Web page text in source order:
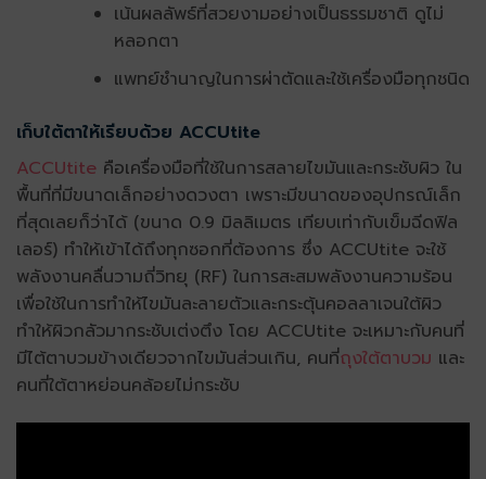
เน้นผลลัพธ์ที่สวยงามอย่างเป็นธรรมชาติ ดูไม่
หลอกตา
แพทย์ชำนาญในการผ่าตัดและใช้เครื่องมือทุกชนิด
เก็บใต้ตาให้เรียบด้วย ACCUtite
ACCUtite คือเครื่องมือที่ใช้ในการสลายไขมันและกระชับผิว ใน
พื้นที่ที่มีขนาดเล็กอย่างดวงตา เพราะมีขนาดของอุปกรณ์เล็ก
ที่สุดเลยก็ว่าได้ (ขนาด 0.9 มิลลิเมตร เทียบเท่ากับเข็มฉีดฟิล
เลอร์) ทำให้เข้าได้ถึงทุกซอกที่ต้องการ ซึ่ง ACCUtite จะใช้
พลังงานคลื่นวามถี่วิทยุ (RF) ในการสะสมพลังงานความร้อน
เพื่อใช้ในการทำให้ไขมันละลายตัวและกระตุ้นคอลลาเจนใต้ผิว
ทำให้ผิวกลัวมากระชับเต่งตึง โดย ACCUtite จะเหมาะกับคนที่
มีไต้ตาบวมข้างเดียวจากไขมันส่วนเกิน, คนที่ถุงใต้ตาบวม และ
คนที่ใต้ตาหย่อนคล้อยไม่กระชับ